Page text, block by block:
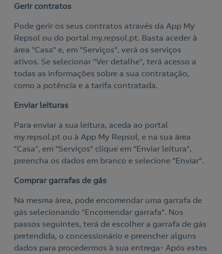
Gerir contratos
Pode gerir os seus contratos através da App My
Repsol ou do portal my.repsol.pt. Basta aceder à
área "Casa" e, em "Serviços", verá os serviços
ativos. Se selecionar "Ver detalhe", terá acesso a
todas as informações sobre a sua contratação,
como a potência e a tarifa contratada.
Enviar leituras
Para enviar a sua leitura, aceda ao portal
my.repsol.pt ou à App My Repsol, e na sua área
"Casa", em "Serviços" clique em "Enviar leitura",
preencha os dados em branco e selecione "Enviar".
Comprar garrafas de gás
Na mesma área, pode encomendar uma garrafa de
gás selecionando "Encomendar garrafa". Nos
passos seguintes, terá de escolher a garrafa de gás
pretendida, o concessionário e preencher alguns
dados para procedermos à sua entrega- Após estes